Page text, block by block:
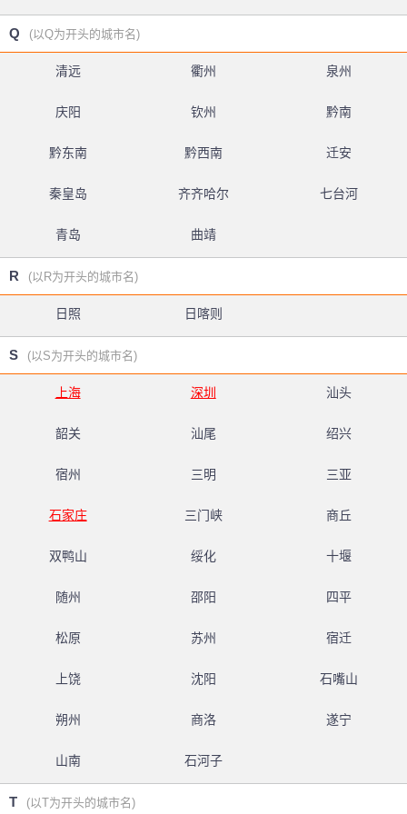
Q (以Q为开头的城市名)
清远 衢州 泉州
庆阳 钦州 黔南
黔东南 黔西南 迁安
秦皇岛 齐齐哈尔 七台河
青岛 曲靖
R (以R为开头的城市名)
日照 日喀则
S (以S为开头的城市名)
上海 深圳 汕头
韶关 汕尾 绍兴
宿州 三明 三亚
石家庄 三门峡 商丘
双鸭山 绥化 十堰
随州 邵阳 四平
松原 苏州 宿迁
上饶 沈阳 石嘴山
朔州 商洛 遂宁
山南 石河子
T (以T为开头的城市名)